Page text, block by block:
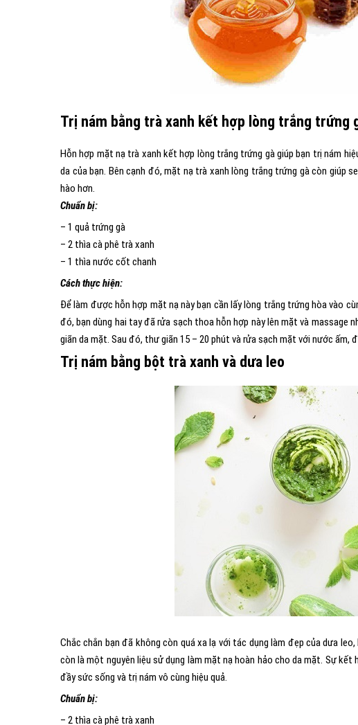
Trị nám bằng trà xanh kết hợp lòng trắng trứng
Hỗn hợp mặt nạ trà xanh kết hợp lòng trắng trứng gà giúp bạn trị nám
da của bạn. Bên cạnh đó, mặt nạ trà xanh lòng trắng trứng gà còn giúp
hào hơn.
Chuẩn bị:
– 1 quả trứng gà
– 2 thìa cà phê trà xanh
– 1 thìa nước cốt chanh
Cách thực hiện:
Để làm được hỗn hợp mặt nạ này bạn cần lấy lòng trắng trứng hòa vào
đó, bạn dùng hai tay đã rửa sạch thoa hỗn hợp này lên mặt và massage
giãn da mặt. Sau đó, thư giãn 15 – 20 phút và rửa sạch mặt với nước ấm,
Trị nám bằng bột trà xanh và dưa leo
Chắc chắn bạn đã không còn quá xa lạ với tác dụng làm đẹp của dưa
còn là một nguyên liệu sử dụng làm mặt nạ hoàn hảo cho da mặt. Sự
đầy sức sống và trị nám vô cùng hiệu quả.
Chuẩn bị:
– 2 thìa cà phê trà xanh